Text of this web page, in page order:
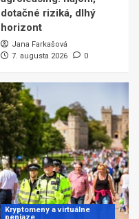
dotačné riziká, dlhý
horizont
Jana Farkašová
7. augusta 2026
0
Kryptomeny a virtuálne